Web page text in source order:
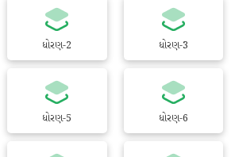
ધોરણ-2 ધોરણ-3
ધોરણ-5 ધોરણ-6